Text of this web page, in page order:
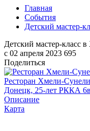
Главная
События
Детский мастер-
Детский мастер-класс
c 02 апреля 2023 695
Поделиться
Ресторан Хмели-Сунели
Донецк, 25-лет РККА 6в
Описание
Карта